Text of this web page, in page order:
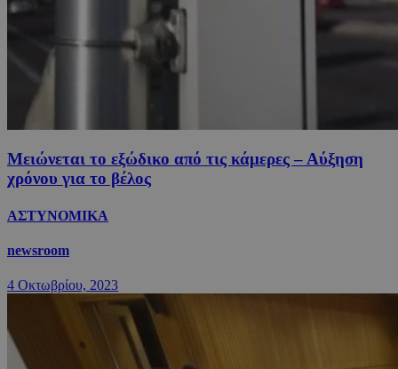
Μειώνεται το εξώδικο από τις κάμερες – Αύξηση
χρόνου για το βέλος
ΑΣΤΥΝΟΜΙΚΑ
newsroom
4 Οκτωβρίου, 2023